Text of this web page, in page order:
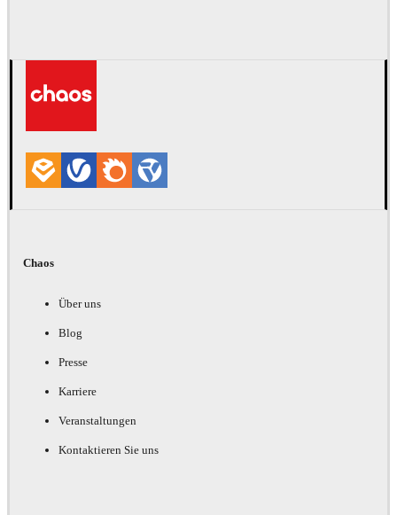
Chaos
Über uns
Blog
Presse
Karriere
Veranstaltungen
Kontaktieren Sie uns